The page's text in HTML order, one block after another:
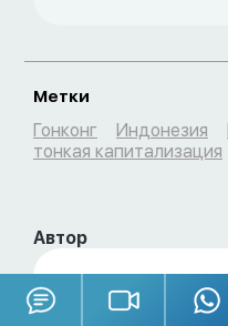
Метки
Гонконг Индонезия
тонкая капитализация
Автор